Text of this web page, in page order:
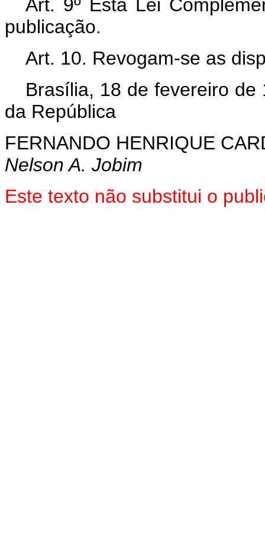
Art. 9º Esta Lei
publicação.
Art. 10. Revogam-se as
Brasília, 18 de fevereiro de
da República
FERNANDO HENRIQUE
Nelson A. Jobim
Este texto não substitui o